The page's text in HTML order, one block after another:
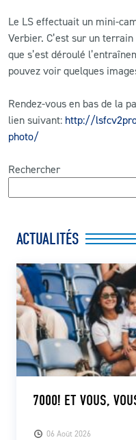
LS E-SHOP
L’APP DU LS
PRESSE ET MEDIAS
Le LS effectuait un mini-
Verbier. C’est sur un
que s’est déroulé
pouvez voir quelques
Rendez-vous en bas de la
lien suivant: http://
photo/
Rechercher
ACTUALITÉS
06 Août 2026
7000! ET VOUS,